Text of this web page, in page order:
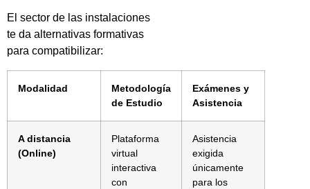
El sector de las instalaciones
te da alternativas formativas
para compatibilizar:
Modalidad
Metodología
de Estudio
Exámenes y
Asistencia
A distancia
(Online)
Plataforma
virtual
interactiva
con
Asistencia
exigida
únicamente
para los